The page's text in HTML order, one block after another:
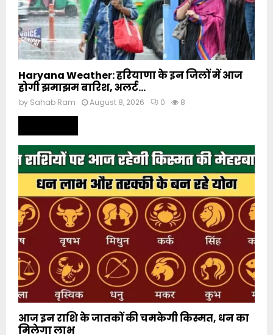
Haryana Weather: हरियाणा के इन जिलों में आज
होगी झमाझम बारिश, अलर्ट...
by Sahab Ram August 8, 2026 0 8
आज इन राशि के जातकों की चमकेगी किस्मत, धन का
मिलेगा लाभ